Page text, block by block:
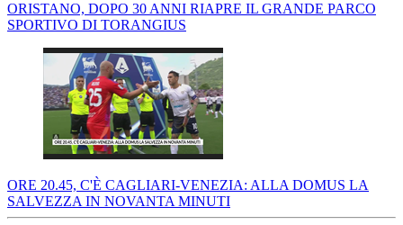
ORISTANO, DOPO 30 ANNI RIAPRE IL GRANDE PARCO
SPORTIVO DI TORANGIUS
ORE 20.45, C'È CAGLIARI-VENEZIA: ALLA DOMUS LA
SALVEZZA IN NOVANTA MINUTI